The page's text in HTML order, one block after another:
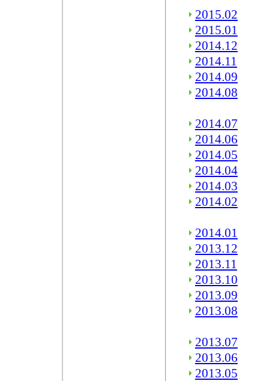
2015.02
2015.01
2014.12
2014.11
2014.09
2014.08
2014.07
2014.06
2014.05
2014.04
2014.03
2014.02
2014.01
2013.12
2013.11
2013.10
2013.09
2013.08
2013.07
2013.06
2013.05